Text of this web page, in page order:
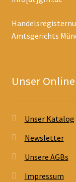
Amtsgerichts
Unser
Unser Katalog
Newsletter
Unsere AGBs
Impressum